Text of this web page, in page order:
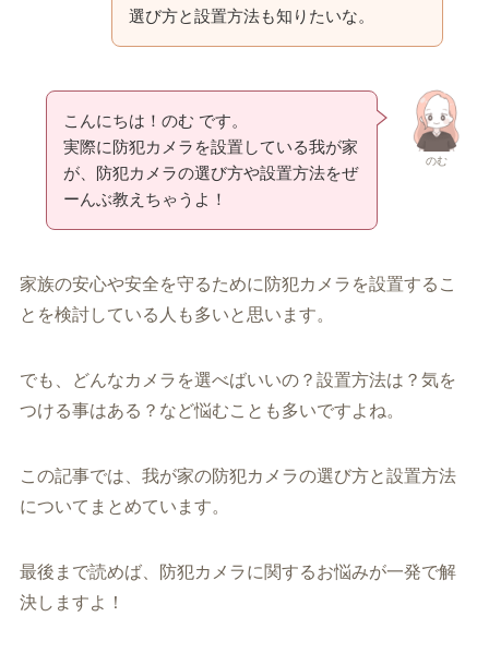
選び方と設置方法も知りたいな。
のむ
こんにちは！のむ です。
実際に防犯カメラを設置している我が家
が、防犯カメラの選び方や設置方法をぜ
ーんぶ教えちゃうよ！
家族の安心や安全を守るために防犯カメラを設置するこ
とを検討している人も多いと思います。
でも、どんなカメラを選べばいいの？設置方法は？気を
つける事はある？など悩むことも多いですよね。
この記事では、我が家の防犯カメラの選び方と設置方法
についてまとめています。
最後まで読めば、防犯カメラに関するお悩みが一発で解
決しますよ！